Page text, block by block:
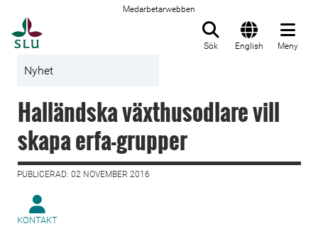
Medarbetarwebben
Sök English Meny
Nyhet
Halländska växthusodlare vill
skapa erfa-grupper
PUBLICERAD: 02 NOVEMBER 2016
KONTAKT